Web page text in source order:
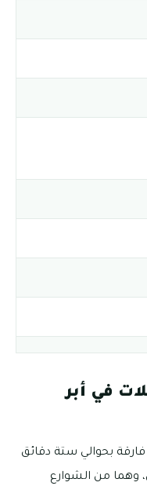
في أبر
بحوالي ستة دقائق
وهما من الشوارع